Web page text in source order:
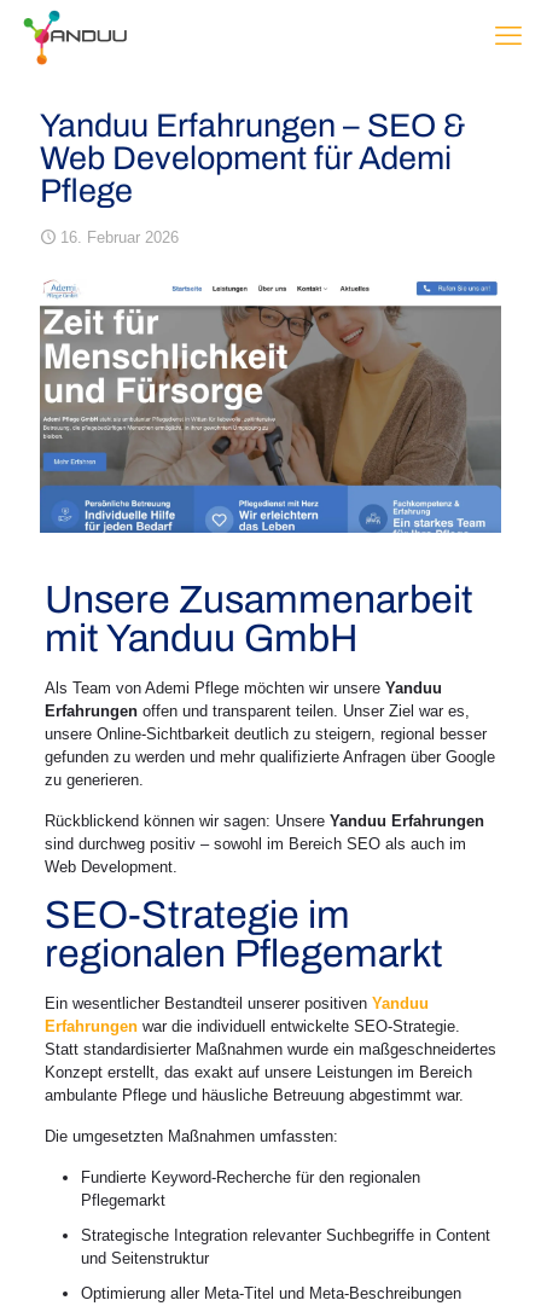
Yanduu Erfahrungen – SEO &
Web Development für Ademi
Pflege
16. Februar 2026
Unsere Zusammenarbeit
mit Yanduu GmbH
Als Team von Ademi Pflege möchten wir unsere Yanduu
Erfahrungenoffen und transparent teilen. Unser Ziel war es,
unsere Online-Sichtbarkeit deutlich zu steigern, regional besser
gefunden zu werden und mehr qualifizierte Anfragen über Google
zu generieren.
Rückblickend können wir sagen: Unsere Yanduu Erfahrungen
sind durchweg positiv – sowohl im Bereich SEO als auch im
Web Development.
SEO-Strategie im
regionalen Pflegemarkt
Ein wesentlicher Bestandteil unserer positiven Yanduu
Erfahrungenwar die individuell entwickelte SEO-Strategie.
Statt standardisierter Maßnahmen wurde ein maßgeschneidertes
Konzept erstellt, das exakt auf unsere Leistungen im Bereich
ambulante Pflege und häusliche Betreuung abgestimmt war.
Die umgesetzten Maßnahmen umfassten:
Fundierte Keyword-Recherche für den regionalen
Pflegemarkt
Strategische Integration relevanter Suchbegriffe in Content
und Seitenstruktur
Optimierung aller Meta-Titel und Meta-Beschreibungen